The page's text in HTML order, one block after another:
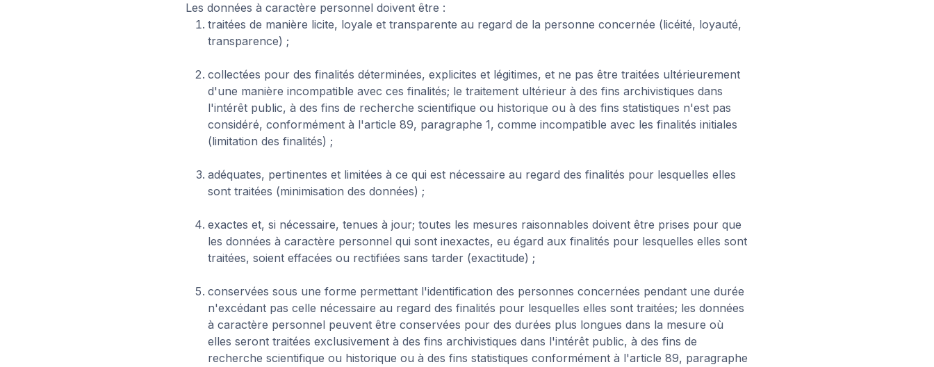
Les données à caractère personnel doivent être :
traitées de manière licite, loyale et transparente au regard de la personne concernée (licéité, loyauté,
transparence) ;
collectées pour des finalités déterminées, explicites et légitimes, et ne pas être traitées ultérieurement
d'une manière incompatible avec ces finalités; le traitement ultérieur à des fins archivistiques dans
l'intérêt public, à des fins de recherche scientifique ou historique ou à des fins statistiques n'est pas
considéré, conformément à l'article 89, paragraphe 1, comme incompatible avec les finalités initiales
(limitation des finalités) ;
adéquates, pertinentes et limitées à ce qui est nécessaire au regard des finalités pour lesquelles elles
sont traitées (minimisation des données) ;
exactes et, si nécessaire, tenues à jour; toutes les mesures raisonnables doivent être prises pour que
les données à caractère personnel qui sont inexactes, eu égard aux finalités pour lesquelles elles sont
traitées, soient effacées ou rectifiées sans tarder (exactitude) ;
conservées sous une forme permettant l'identification des personnes concernées pendant une durée
n'excédant pas celle nécessaire au regard des finalités pour lesquelles elles sont traitées; les données
à caractère personnel peuvent être conservées pour des durées plus longues dans la mesure où
elles seront traitées exclusivement à des fins archivistiques dans l'intérêt public, à des fins de
recherche scientifique ou historique ou à des fins statistiques conformément à l'article 89, paragraphe